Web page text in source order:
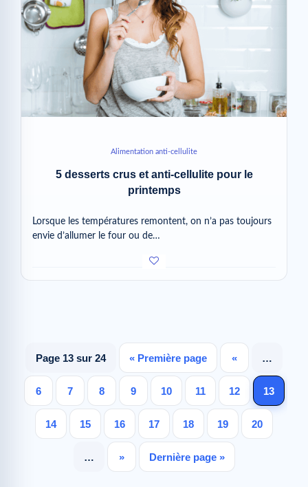
Alimentation anti-cellulite
5 desserts crus et anti-cellulite pour le
printemps
Lorsque les températures remontent, on n’a pas toujours
envie d’allumer le four ou de…
Page 13 sur 24 « Première page « …
6 7 8 9 10 11 12 13
14 15 16 17 18 19 20
… » Dernière page »